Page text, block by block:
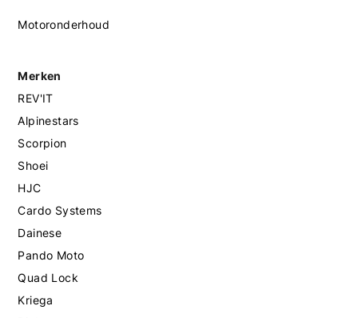
Motoronderhoud
Merken
REV'IT
Alpinestars
Scorpion
Shoei
HJC
Cardo Systems
Dainese
Pando Moto
Quad Lock
Kriega